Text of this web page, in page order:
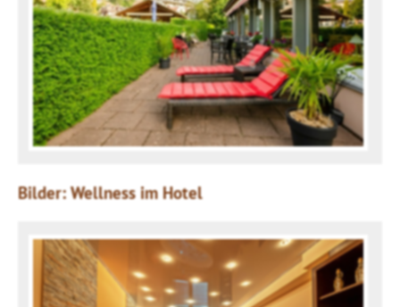
Bilder: Wellness im Hotel